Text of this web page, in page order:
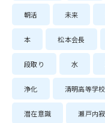
朝活 未来
本 松本会長
段取り 水
浄化 清明高等学校
潜在意識 瀬戸内